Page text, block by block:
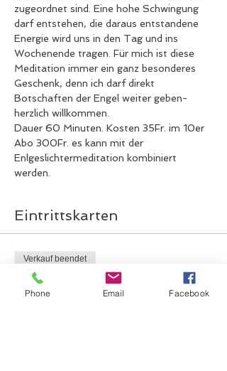
zugeordnet sind. Eine hohe Schwingung
darf entstehen, die daraus entstandene
Energie wird uns in den Tag und ins
Wochenende tragen. Für mich ist diese
Meditation immer ein ganz besonderes
Geschenk, denn ich darf direkt
Botschaften der Engel weiter geben-
herzlich willkommen.
Dauer 60 Minuten. Kosten 35Fr. im 10er
Abo 300Fr. es kann mit der
Enlgeslichtermeditation kombiniert
werden.
Eintrittskarten
Verkauf beendet
Tickettyp
Eintritt B Engelsmeditation
Phone Email Facebook